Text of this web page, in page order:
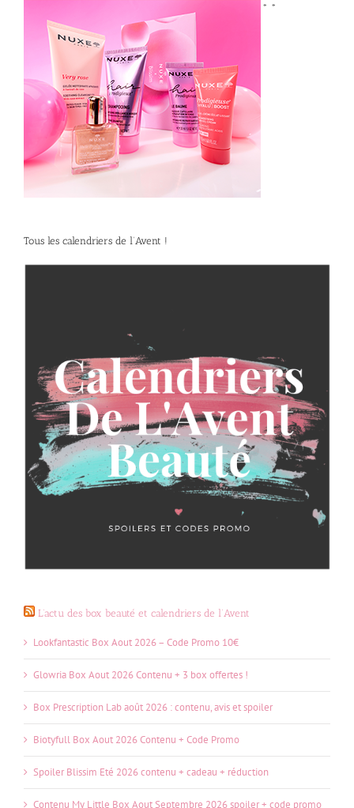
* *
Tous les calendriers de l’Avent !
L’actu des box beauté et calendriers de l’Avent
Lookfantastic Box Aout 2026 – Code Promo 10€
Glowria Box Aout 2026 Contenu + 3 box offertes !
Box Prescription Lab août 2026 : contenu, avis et spoiler
Biotyfull Box Aout 2026 Contenu + Code Promo
Spoiler Blissim Eté 2026 contenu + cadeau + réduction
Contenu My Little Box Aout Septembre 2026 spoiler + code promo